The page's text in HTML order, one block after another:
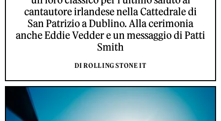
cantautore irlandese nella Cattedrale di
San Patrizio a Dublino. Alla cerimonia
anche Eddie Vedder e un messaggio di Patti
Smith
DI ROLLING STONE IT